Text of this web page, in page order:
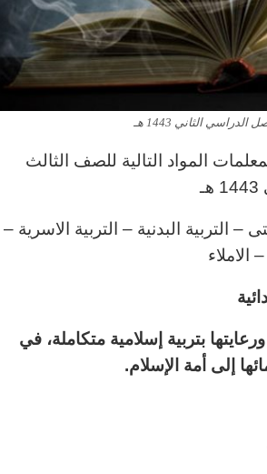
الثاني 1443 هـ
المواد التالية للصف الثالث
البدنية – التربية الاسرية –
الاملاء
بتربية إسلامية متكاملة، في
إلى أمة الإسلام.